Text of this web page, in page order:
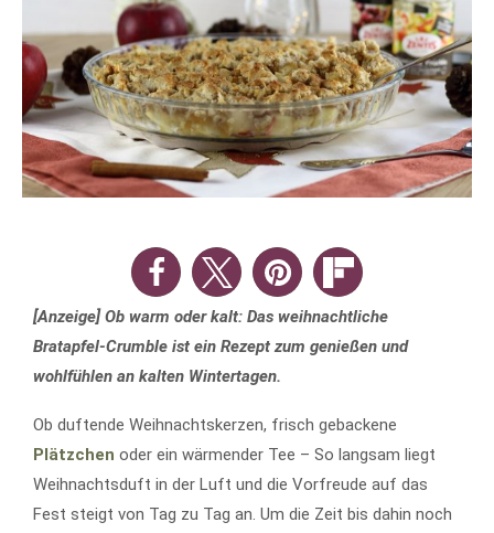
[Anzeige] Ob warm oder kalt: Das weihnachtliche
Bratapfel-Crumble ist ein Rezept zum genießen und
wohlfühlen an kalten Wintertagen.
Ob duftende Weihnachtskerzen, frisch gebackene
Plätzchen oder ein wärmender Tee – So langsam liegt
Weihnachtsduft in der Luft und die Vorfreude auf das
Fest steigt von Tag zu Tag an. Um die Zeit bis dahin noch